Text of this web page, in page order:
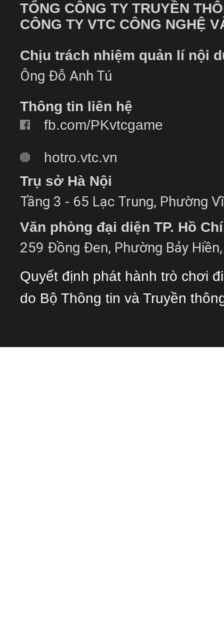
TỔNG CÔNG TY TRUYỀN
CÔNG TY VTC CÔNG NGHỆ
Chịu trách nhiệm quản lí nội
Ông Đỗ Anh Tú
Thông tin liên hệ
fb.com/PKvtcgame
hotro.vtc.vn
Trụ sở Hà Nội
Tầng 3 - 65 Lạc Trung, Phường
Văn phòng đại diện TP. Hồ
259 Đồng Đen, Phường Bảy
Quyết định phát hành trò chơi
do Bộ Thông tin và Truyền